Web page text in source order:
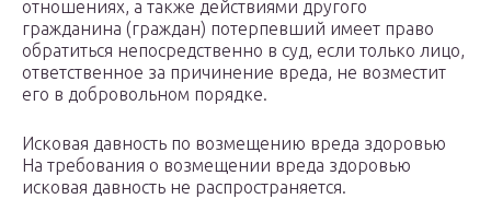
отношениях, а также действиями другого
гражданина (граждан) потерпевший имеет право
обратиться непосредственно в суд, если только лицо,
ответственное за причинение вреда, не возместит
его в добровольном порядке.
Исковая давность по возмещению вреда здоровью
На требования о возмещении вреда здоровью
исковая давность не распространяется.